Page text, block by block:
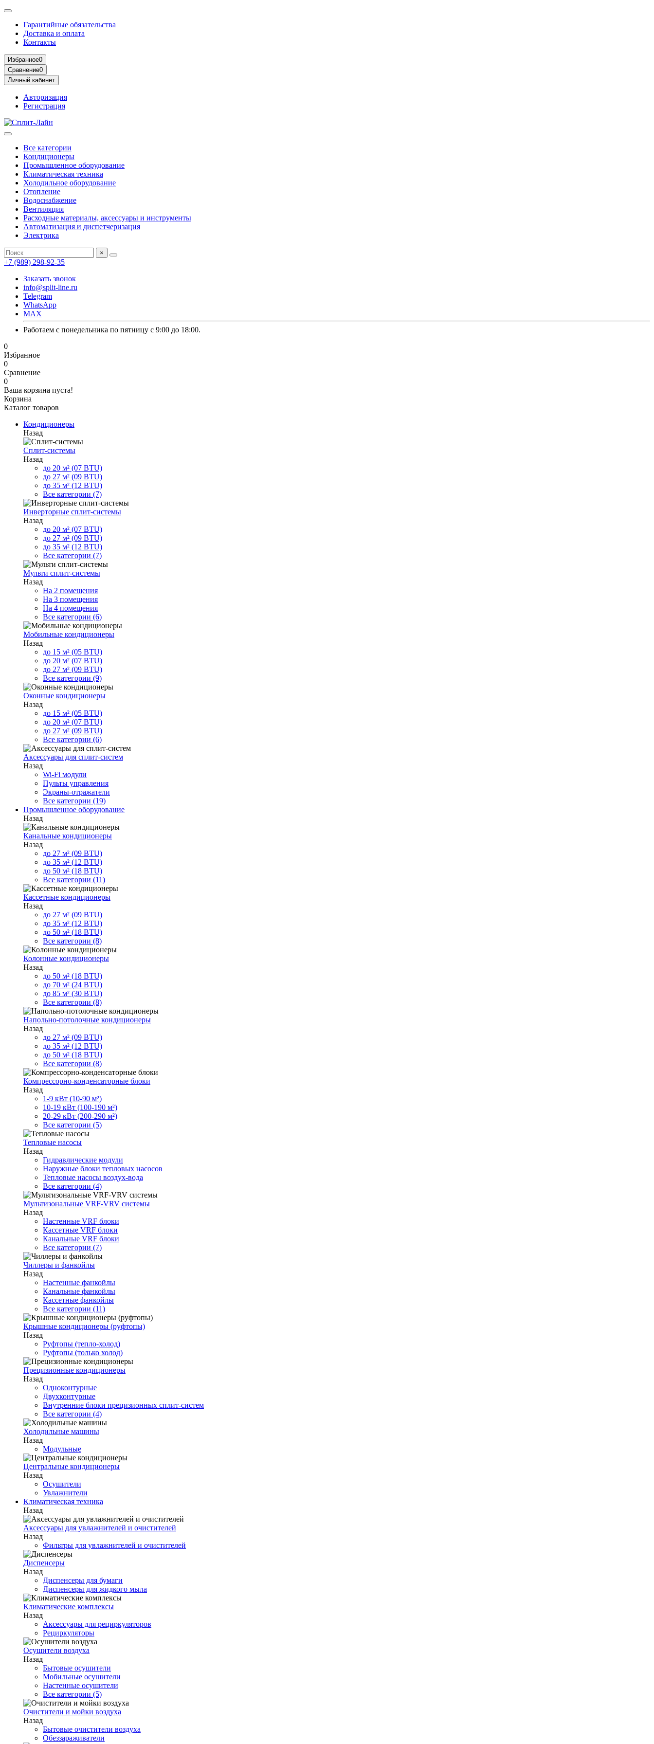
Гарантийные обязательства
Доставка и оплата
Контакты
Избранное0
Сравнение0
Личный кабинет
Авторизация
Регистрация
Все категории
Кондиционеры
Промышленное оборудование
Климатическая техника
Холодильное оборудование
Отопление
Водоснабжение
Вентиляция
Расходные материалы, аксессуары и инструменты
Автоматизация и диспетчеризация
Электрика
×
+7 (989) 298-92-35
Заказать звонок
info@split-line.ru
Telegram
WhatsApp
MAX
Работаем с понедельника по пятницу с 9:00 до 18:00.
0
Избранное
0
Сравнение
0
Ваша корзина пуста!
Корзина
Каталог товаров
Кондиционеры
Назад
Сплит-системы
Назад
до 20 м² (07 BTU)
до 27 м² (09 BTU)
до 35 м² (12 BTU)
Все категории (7)
Инверторные сплит-системы
Назад
до 20 м² (07 BTU)
до 27 м² (09 BTU)
до 35 м² (12 BTU)
Все категории (7)
Мульти сплит-системы
Назад
На 2 помещения
На 3 помещения
На 4 помещения
Все категории (6)
Мобильные кондиционеры
Назад
до 15 м² (05 BTU)
до 20 м² (07 BTU)
до 27 м² (09 BTU)
Все категории (9)
Оконные кондиционеры
Назад
до 15 м² (05 BTU)
до 20 м² (07 BTU)
до 27 м² (09 BTU)
Все категории (6)
Аксессуары для сплит-систем
Назад
Wi-Fi модули
Пульты управления
Экраны-отражатели
Все категории (19)
Промышленное оборудование
Назад
Канальные кондиционеры
Назад
до 27 м² (09 BTU)
до 35 м² (12 BTU)
до 50 м² (18 BTU)
Все категории (11)
Кассетные кондиционеры
Назад
до 27 м² (09 BTU)
до 35 м² (12 BTU)
до 50 м² (18 BTU)
Все категории (8)
Колонные кондиционеры
Назад
до 50 м² (18 BTU)
до 70 м² (24 BTU)
до 85 м² (30 BTU)
Все категории (8)
Напольно-потолочные кондиционеры
Назад
до 27 м² (09 BTU)
до 35 м² (12 BTU)
до 50 м² (18 BTU)
Все категории (8)
Компрессорно-конденсаторные блоки
Назад
1-9 кВт (10-90 м²)
10-19 кВт (100-190 м²)
20-29 кВт (200-290 м²)
Все категории (5)
Тепловые насосы
Назад
Гидравлические модули
Наружные блоки тепловых насосов
Тепловые насосы воздух-вода
Все категории (4)
Мультизональные VRF-VRV системы
Назад
Настенные VRF блоки
Кассетные VRF блоки
Канальные VRF блоки
Все категории (7)
Чиллеры и фанкойлы
Назад
Настенные фанкойлы
Канальные фанкойлы
Кассетные фанкойлы
Все категории (11)
Крышные кондиционеры (руфтопы)
Назад
Руфтопы (тепло-холод)
Руфтопы (только холод)
Прецизионные кондиционеры
Назад
Одноконтурные
Двухконтурные
Внутренние блоки прецизионных сплит-систем
Все категории (4)
Холодильные машины
Назад
Модульные
Центральные кондиционеры
Назад
Осушители
Увлажнители
Климатическая техника
Назад
Аксессуары для увлажнителей и очистителей
Назад
Фильтры для увлажнителей и очистителей
Диспенсеры
Назад
Диспенсеры для бумаги
Диспенсеры для жидкого мыла
Климатические комплексы
Назад
Аксессуары для рециркуляторов
Рециркуляторы
Осушители воздуха
Назад
Бытовые осушители
Мобильные осушители
Настенные осушители
Все категории (5)
Очистители и мойки воздуха
Назад
Бытовые очистители воздуха
Обеззараживатели